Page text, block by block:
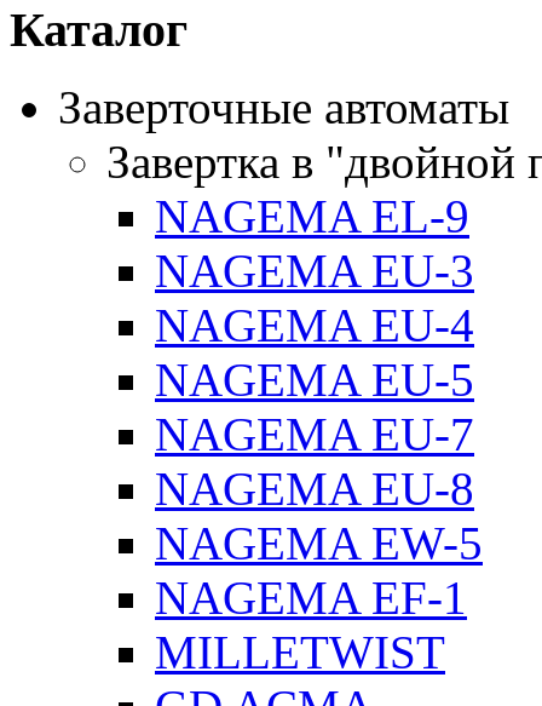
Каталог
Заверточные автоматы
Завертка в "двойной
NAGEMA EL-9
NAGEMA EU-3
NAGEMA EU-4
NAGEMA EU-5
NAGEMA EU-7
NAGEMA EU-8
NAGEMA EW-5
NAGEMA EF-1
MILLETWIST